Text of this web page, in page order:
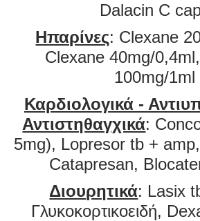
Dalacin C
Ηπαρίνες: Clexane
Clexane 40mg/
100mg/1ml
Καρδιολογικά -
Αντιστηθαγχικά:
5mg), Lopresor tb +
Catapresan,
Διουρητικά: Lasix
Γλυκοκορτικοειδή,